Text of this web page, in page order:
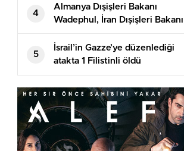
karşılık geldi
4
Almanya Dışişleri Bakanı
Wadephul, İran Dışişleri Bakanı
Erakçi ile telefonda görüştü
5
İsrail’in Gazze’ye düzenlediği
atakta 1 Filistinli öldü